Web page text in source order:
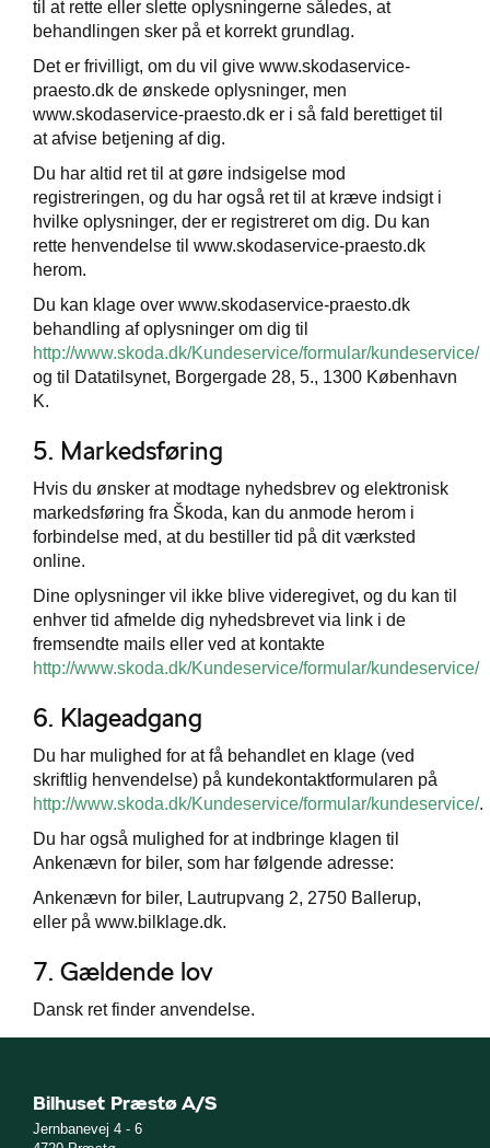
til at rette eller slette oplysningerne således, at
behandlingen sker på et korrekt grundlag.
Det er frivilligt, om du vil give www.skodaservice-
praesto.dk de ønskede oplysninger, men
www.skodaservice-praesto.dk er i så fald berettiget til
at afvise betjening af dig.
Du har altid ret til at gøre indsigelse mod
registreringen, og du har også ret til at kræve indsigt i
hvilke oplysninger, der er registreret om dig. Du kan
rette henvendelse til www.skodaservice-praesto.dk
herom.
Du kan klage over www.skodaservice-praesto.dk
behandling af oplysninger om dig til
http://www.skoda.dk/Kundeservice/formular/kundeservice/
og til Datatilsynet, Borgergade 28, 5., 1300 København
K.
5. Markedsføring
Hvis du ønsker at modtage nyhedsbrev og elektronisk
markedsføring fra Škoda, kan du anmode herom i
forbindelse med, at du bestiller tid på dit værksted
online.
Dine oplysninger vil ikke blive videregivet, og du kan til
enhver tid afmelde dig nyhedsbrevet via link i de
fremsendte mails eller ved at kontakte
http://www.skoda.dk/Kundeservice/formular/kundeservice/
6. Klageadgang
Du har mulighed for at få behandlet en klage (ved
skriftlig henvendelse) på kundekontaktformularen på
http://www.skoda.dk/Kundeservice/formular/kundeservice/.
Du har også mulighed for at indbringe klagen til
Ankenævn for biler, som har følgende adresse:
Ankenævn for biler, Lautrupvang 2, 2750 Ballerup,
eller på www.bilklage.dk.
7. Gældende lov
Dansk ret finder anvendelse.
Bilhuset Præstø A/S
Jernbanevej 4 - 6